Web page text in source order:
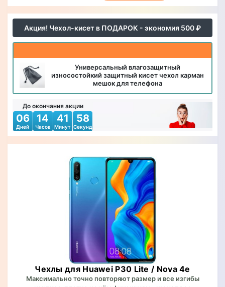
Акция! Чехол-кисет в ПОДАРОК - экономия 500 ₽
Универсальный влагозащитный
износостойкий защитный кисет чехол карман
мешок для телефона
До окончания акции
06
Дней
14
Часов
41
Минут
56
Секунд
Чехлы для Huawei P30 Lite / Nova 4e
Максимально точно повторяют размер и все изгибы